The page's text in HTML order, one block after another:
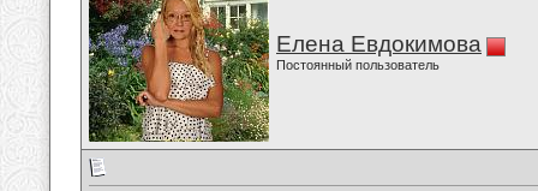
Елена Евдокимова
Постоянный пользователь